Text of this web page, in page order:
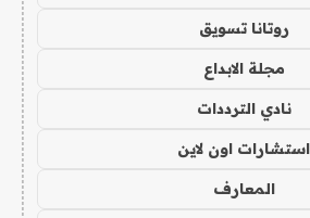
روتانا تسويق
مجلة الابداع
نادي الترددات
استشارات اون لاين
المعارف